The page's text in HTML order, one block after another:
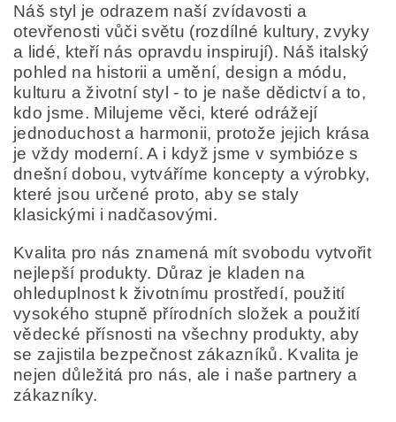
Náš styl je odrazem naší zvídavosti a
otevřenosti vůči světu (rozdílné kultury, zvyky
a lidé, kteří nás opravdu inspirují). Náš italský
pohled na historii a umění, design a módu,
kulturu a životní styl - to je naše dědictví a to,
kdo jsme. Milujeme věci, které odrážejí
jednoduchost a harmonii, protože jejich krása
je vždy moderní. A i když jsme v symbióze s
dnešní dobou, vytváříme koncepty a výrobky,
které jsou určené proto, aby se staly
klasickými i nadčasovými.
Kvalita pro nás znamená mít svobodu vytvořit
nejlepší produkty. Důraz je kladen na
ohleduplnost k životnímu prostředí, použití
vysokého stupně přírodních složek a použití
vědecké přísnosti na všechny produkty, aby
se zajistila bezpečnost zákazníků. Kvalita je
nejen důležitá pro nás, ale i naše partnery a
zákazníky.